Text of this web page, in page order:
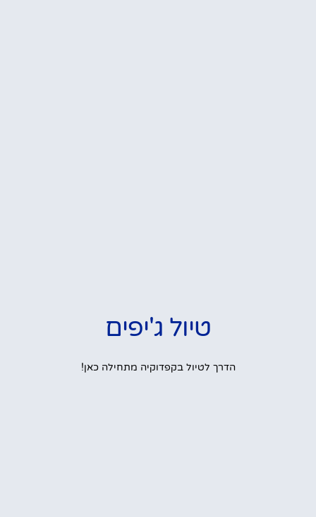
טיול ג'יפים
הדרך לטיול בקפדוקיה מתחילה כאן!